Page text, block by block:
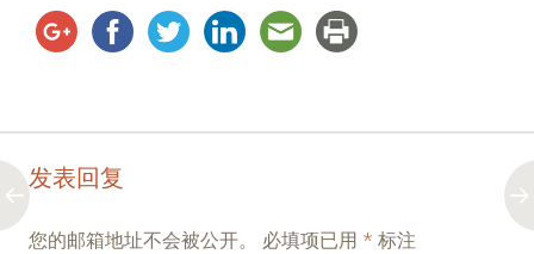
Post
navigation
发表回复
您的邮箱地址不会被公开。 必填项已用 * 标注